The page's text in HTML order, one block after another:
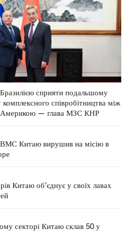
сприяти подальшому
співробітництва між
Америкою — глава МЗС КНР
ВМС Китаю вирушив на місію в
Китаю об’єднує у своїх лавах
секторі Китаю склав 50 у